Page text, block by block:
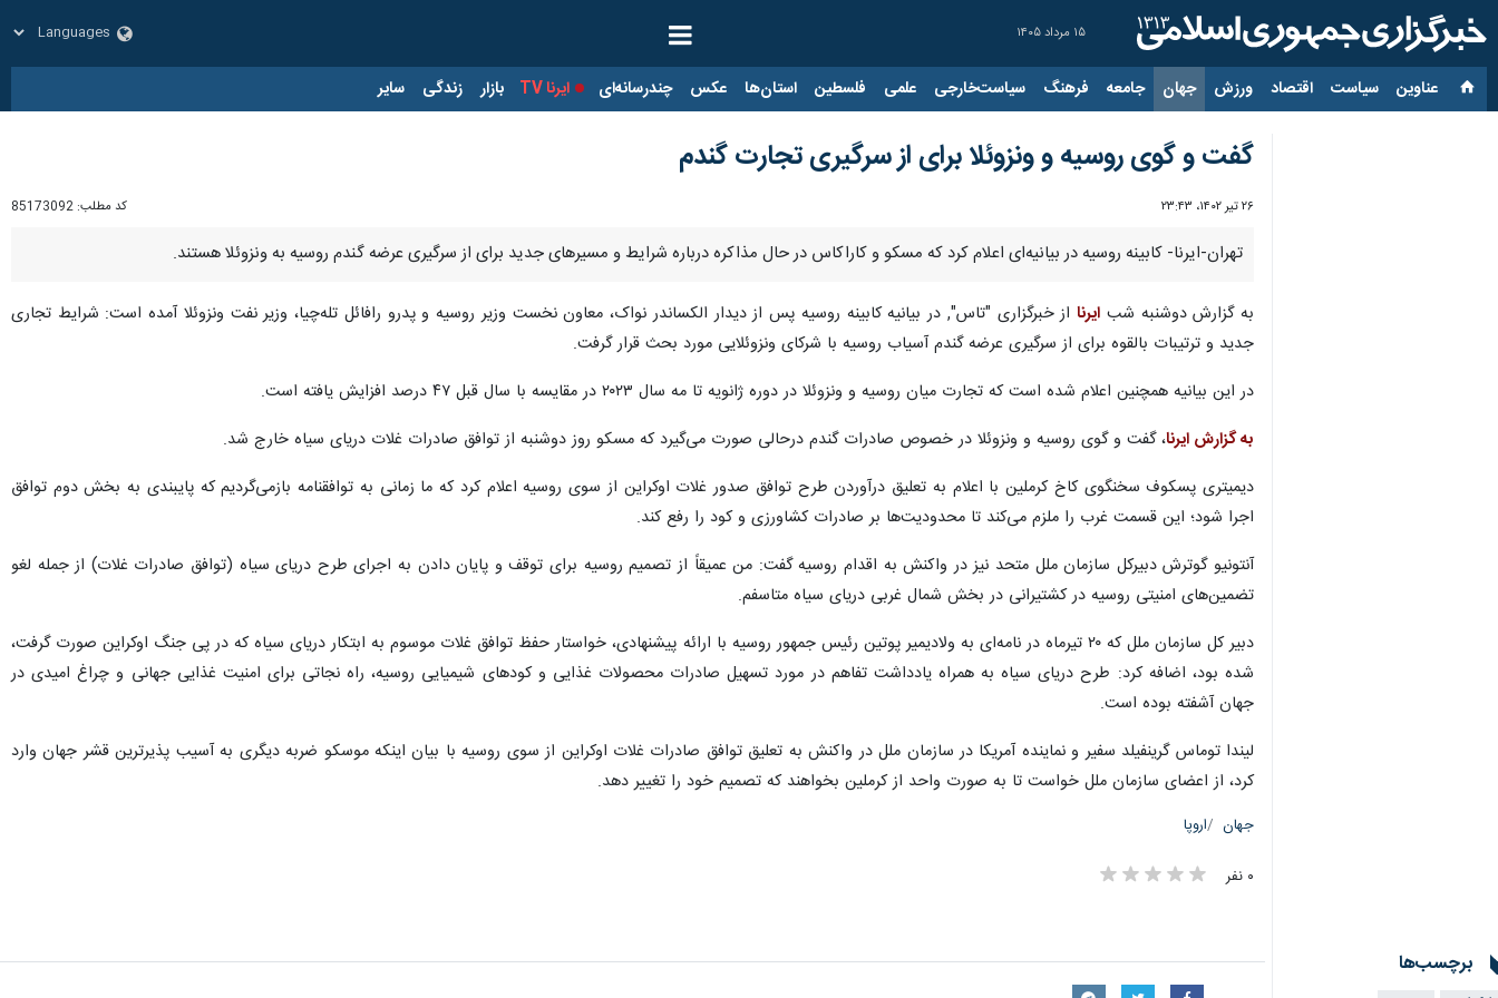
۱۵ مرداد ۱۴۰۵
عناوین‌ سیاست اقتصاد ورزش جهان جامعه فرهنگ سیاست‌خارجی علمی فلسطین استان‌ها عکس چندرسانه‌ای ایرنا TV بازار زندگی سایر
گفت و گوی روسیه و ونزوئلا برای از سرگیری تجارت گندم
۲۶ تیر ۱۴۰۲، ۲۳:۴۳ کد مطلب: 85173092
تهران-ایرنا- کابینه روسیه در بیانیه‌ای اعلام کرد که مسکو و کاراکاس در حال مذاکره درباره شرایط و مسیرهای جدید برای از سرگیری عرضه گندم روسیه به ونزوئلا هستند.
به گزارش دوشنبه شب ایرنااز خبرگزاری "تاس", در بیانیه کابینه روسیه پس از دیدار الکساندر نواک، معاون نخست وزیر روسیه و پدرو رافائل تله‌چیا، وزیر نفت ونزوئلا آمده است: شرایط تجاری
جدید و ترتیبات بالقوه برای از سرگیری عرضه گندم آسیاب روسیه با شرکای ونزوئلایی مورد بحث قرار گرفت.
در این بیانیه همچنین اعلام شده است که تجارت میان روسیه و ونزوئلا در دوره ژانویه تا مه سال ۲۰۲۳ در مقایسه با سال قبل ۴۷ درصد افزایش یافته است.
به گزارش ایرنا، گفت و گوی روسیه و ونزوئلا در خصوص صادرات گندم درحالی صورت می‌گیرد که مسکو روز دوشنبه از توافق صادرات غلات دریای سیاه خارج شد.
دیمیتری پسکوف سخنگوی کاخ کرملین با اعلام به تعلیق درآوردن طرح توافق صدور غلات اوکراین از سوی روسیه اعلام کرد که ما زمانی به توافقنامه بازمی‌گردیم که پایبندی به بخش دوم توافق
اجرا شود؛ این قسمت غرب را ملزم می‌کند تا محدودیت‌ها بر صادرات کشاورزی و کود را رفع کند.
آنتونیو گوترش دبیرکل سازمان ملل متحد نیز در واکنش به اقدام روسیه گفت: من عمیقاً از تصمیم روسیه برای توقف و پایان دادن به اجرای طرح دریای سیاه (توافق صادرات غلات) از جمله لغو
تضمین‌های امنیتی روسیه در کشتیرانی در بخش شمال غربی دریای سیاه متاسفم.
دبیر کل سازمان ملل که ۲۰ تیرماه در نامه‌ای به ولادیمیر پوتین رئیس جمهور روسیه با ارائه پیشنهادی، خواستار حفظ توافق غلات موسوم به ابتکار دریای سیاه که در پی جنگ اوکراین صورت گرفت،
شده بود، اضافه کرد: طرح دریای سیاه به همراه یادداشت تفاهم در مورد تسهیل صادرات محصولات غذایی و کودهای شیمیایی روسیه، راه نجاتی برای امنیت غذایی جهانی و چراغ امیدی در
جهان آشفته بوده است.
لیندا توماس گرینفیلد سفیر و نماینده آمریکا در سازمان ملل در واکنش به تعلیق توافق صادرات غلات اوکراین از سوی روسیه با بیان اینکه موسکو ضربه دیگری به آسیب پذیرترین قشر جهان وارد
کرد، از اعضای سازمان ملل خواست تا به صورت واحد از کرملین بخواهند که تصمیم خود را تغییر دهد.
جهان اروپا
۰ نفر
برچسب‌ها